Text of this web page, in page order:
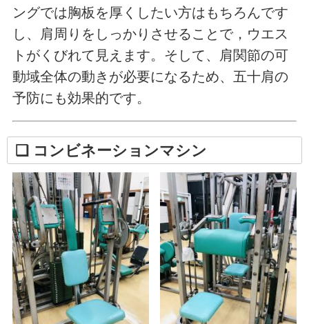
ングでは胸板を厚くしたい方はもちろんです
し、肩周りをしっかりさせることで，ウエス
トがくびれて見えます。そして、肩関節の可
動域全体の動きが必要になるため、五十肩の
予防にも効果的です。
❏ コンビネーションマシン